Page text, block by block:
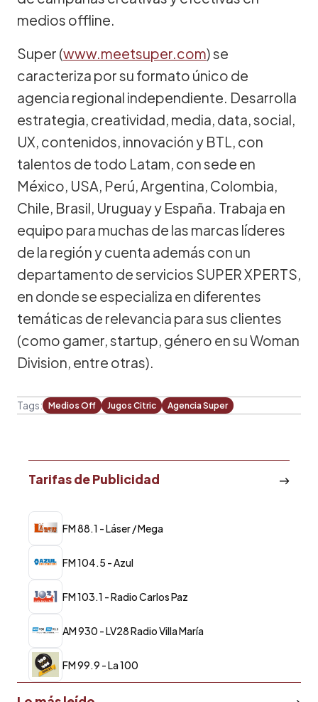
medios offline.
Super (www.meetsuper.com) se
caracteriza por su formato único de
agencia regional independiente. Desarrolla
estrategia, creatividad, media, data, social,
UX, contenidos, innovación y BTL, con
talentos de todo Latam, con sede en
México, USA, Perú, Argentina, Colombia,
Chile, Brasil, Uruguay y España. Trabaja en
equipo para muchas de las marcas líderes
de la región y cuenta además con un
departamento de servicios SUPER XPERTS,
en donde se especializa en diferentes
temáticas de relevancia para sus clientes
(como gamer, startup, género en su Woman
Division, entre otras).
Tags: Medios Off Jugos Citric Agencia Super
Tarifas de Publicidad
FM 88.1 - Láser / Mega
FM 104.5 - Azul
FM 103.1 - Radio Carlos Paz
AM 930 - LV28 Radio Villa María
FM 99.9 - La 100